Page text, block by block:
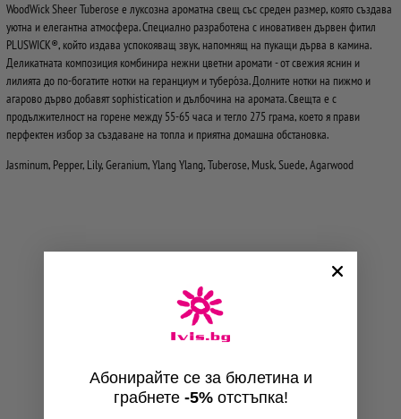
WoodWick Sheer Tuberose е луксозна ароматна свещ със среден размер, която създава
уютна и елегантна атмосфера. Специално разработена с иновативен дървен фитил
PLUSWICK®, който издава успокояващ звук, напомнящ на пукащи дърва в камина.
Деликатната композиция комбинира нежни цветни аромати - от свежия яснин и
лилията до по-богатите нотки на геранциум и туберо́за. Долните нотки на пижмо и
агарово дърво добавят sophistication и дълбочина на аромата. Свещта е с
продължителност на горене между 55-65 часа и тегло 275 грама, което я прави
перфектен избор за създаване на топла и приятна домашна обстановка.
Jasminum, Pepper, Lily, Geranium, Ylang Ylang, Tuberose, Musk, Suede, Agarwood
Абонирайте се за бюлетина и
грабнете-5%отстъпка!